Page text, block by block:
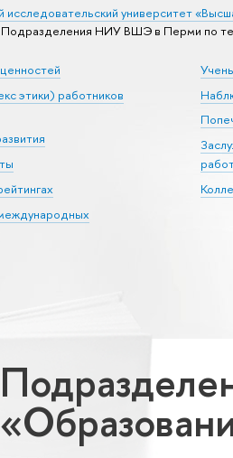
исследовательский университет
Подразделения НИУ ВШЭ в Перми по
этики) работников